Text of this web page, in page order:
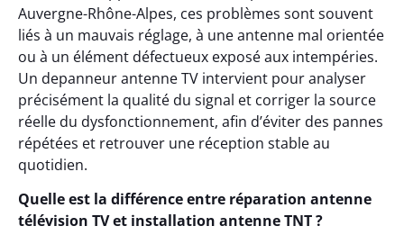
Auvergne-Rhône-Alpes, ces problèmes sont souvent
liés à un mauvais réglage, à une antenne mal orientée
ou à un élément défectueux exposé aux intempéries.
Un depanneur antenne TV intervient pour analyser
précisément la qualité du signal et corriger la source
réelle du dysfonctionnement, afin d’éviter des pannes
répétées et retrouver une réception stable au
quotidien.
Quelle est la différence entre réparation antenne
télévision TV et installation antenne TNT ?